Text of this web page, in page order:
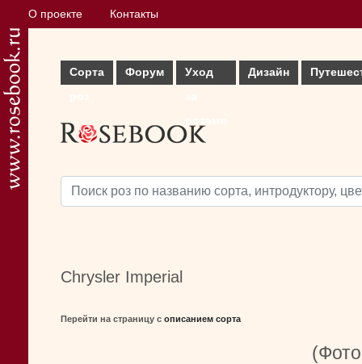
О проекте Контакты
Сорта
Форум
Уход
Дизайн
Chrysler Imperial
Перейти на страницу с описанием сорта